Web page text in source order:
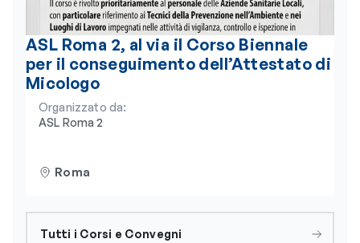
ASL Roma 2, al via il Corso Biennale
per il conseguimento dell’Attestato di
Micologo
Organizzato da:
ASL Roma 2
Roma
Tutti i Corsi e Convegni